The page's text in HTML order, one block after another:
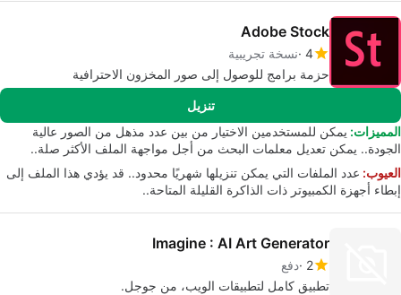
Adobe Stock
4 نسخة تجريبية
حزمة برامج للوصول إلى صور المخزون الاحترافية
تنزيل
المميزات: يمكن للمستخدمين الاختيار من بين عدد مذهل من الصور عالية
الجودة.. يمكن تعديل معلمات البحث من أجل مواجهة الملف الأكثر صلة..
العيوب: عدد الملفات التي يمكن تنزيلها شهريًا محدود.. قد يؤدي هذا الملف إلى
إبطاء أجهزة الكمبيوتر ذات الذاكرة القليلة المتاحة..
Imagine : AI Art Generator
2 دفع
تطبيق كامل لتطبيقات الويب، من جوجل.